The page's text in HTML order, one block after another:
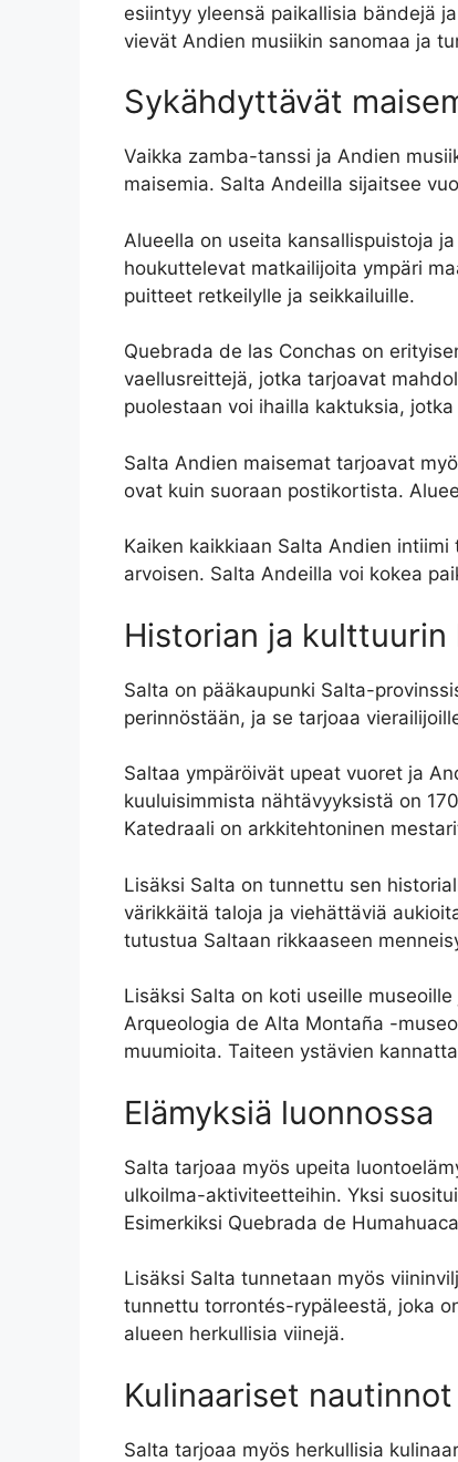
esiintyy yleensä paikallisia bändejä
vievät Andien musiikin sanomaa ja
Sykähdyttävät
Vaikka zamba-tanssi ja Andien
maisemia. Salta Andeilla sijaitsee
Alueella on useita kansallispuistoja
houkuttelevat matkailijoita ympäri
puitteet retkeilylle ja seikkailuille.
Quebrada de las Conchas on
vaellusreittejä, jotka tarjoavat
puolestaan voi ihailla kaktuksia,
Salta Andien maisemat tarjoavat
ovat kuin suoraan postikortista.
Kaiken kaikkiaan Salta Andien
arvoisen. Salta Andeilla voi kokea
Historian ja kulttuurin
Salta on pääkaupunki Salta-
perinnöstään, ja se tarjoaa
Saltaa ympäröivät upeat vuoret ja
kuuluisimmista nähtävyyksistä on
Katedraali on arkkitehtoninen
Lisäksi Salta on tunnettu sen
värikkäitä taloja ja viehättäviä
tutustua Saltaan rikkaaseen
Lisäksi Salta on koti useille
Arqueologia de Alta Montaña -
muumioita. Taiteen ystävien
Elämyksiä luonnossa
Salta tarjoaa myös upeita
ulkoilma-aktiviteetteihin. Yksi
Esimerkiksi Quebrada de
Lisäksi Salta tunnetaan myös
tunnettu torrontés-rypäleestä, joka
alueen herkullisia viinejä.
Kulinaariset nautinnot
Salta tarjoaa myös herkullisia